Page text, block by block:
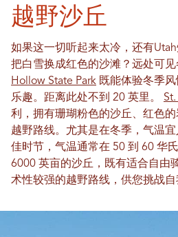
越野沙丘
如果这一切听起来太冷，还有
把白雪换成红色的沙滩？远处可见
Hollow State Park 既能体验冬季
乐趣。距离此处不到 20 英里。
利，拥有珊瑚粉色的沙丘、红色
越野路线。尤其是在冬季，气温
佳时节，气温通常在 50 到 60 华
6000 英亩的沙丘，既有适合自由
术性较强的越野路线，供您挑战自